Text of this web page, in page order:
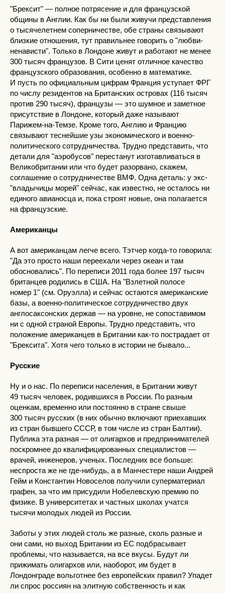
"Брексит" — полное потрясение и для французской
общины в Англии. Как бы ни были живучи представления
о тысячелетнем соперничестве, обе страны связывают
близкие отношения, тут правильнее говорить о "любви-
ненависти". Только в Лондоне живут и работают не менее
300 тысяч французов. В Сити ценят отличное качество
французского образования, особенно в математике.
И пусть по официальным цифрам Франция уступает ФРГ
по числу резидентов на Британских островах (116 тысяч
против 290 тысяч), французы — это шумное и заметное
присутствие в Лондоне, который даже называют
Парижем-на-Темзе. Кроме того, Англию и Францию
связывают теснейшие узы экономического и военно-
политического сотрудничества. Трудно представить, что
детали для "аэробусов" перестанут изготавливаться в
Великобритании или что будет разорвано, скажем,
соглашение о сотрудничестве ВМФ. Одна деталь: у экс-
"владычицы морей" сейчас, как известно, не осталось ни
единого авианосца и, пока строят новые, она полагается
на французские.
Американцы
А вот американцам легче всего. Тэтчер когда-то говорила:
"Да это просто наши переехали через океан и там
обосновались". По переписи 2011 года более 197 тысяч
британцев родились в США. На "Взлетной полосе
номер 1" (см. Оруэлла) и сейчас остаются американские
базы, а военно-политическое сотрудничество двух
англосаксонских держав — на уровне, не сопоставимом
ни с одной страной Европы. Трудно представить, что
положение американцев в Британии как-то пострадает от
"Брексита". Хотя чего только в истории не бывало...
Русские
Ну и о нас. По переписи населения, в Британии живут
49 тысяч человек, родившихся в России. По разным
оценкам, временно или постоянно в стране свыше
300 тысяч русских (в них обычно включают приехавших
из стран бывшего СССР, в том числе из стран Балтии).
Публика эта разная — от олигархов и предпринимателей
поскромнее до квалифицированных специалистов —
врачей, инженеров, ученых. Последних все больше:
неспроста же не где-нибудь, а в Манчестере наши Андрей
Гейм и Константин Новоселов получили суперматериал
графен, за что им присудили Нобелевскую премию по
физике. В университетах и частных школах учатся
тысячи молодых людей из России.
Заботы у этих людей столь же разные, сколь разные и
они сами, но выход Британии из ЕС подбрасывает
проблемы, что называется, на все вкусы. Будут ли
прижимать олигархов или, наоборот, им будет в
Лондонграде вольготнее без европейских правил? Упадет
ли спрос россиян на элитную собственность и как